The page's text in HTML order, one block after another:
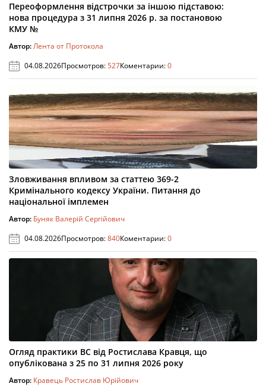
Переоформлення відстрочки за іншою підставою:
нова процедура з 31 липня 2026 р. за постановою
КМУ №
Автор:Лента от Протокола
04.08.2026Просмотров:527Коментарии:0
Зловживання впливом за статтею 369-2
Кримінального кодексу України. Питання до
національної імплемен
Автор: Буняк Валерій Сергійович
04.08.2026Просмотров:840Коментарии:0
Огляд практики ВС від Ростислава Кравця, що
опублікована з 25 по 31 липня 2026 року
Автор: Кравець Ростислав Юрійович